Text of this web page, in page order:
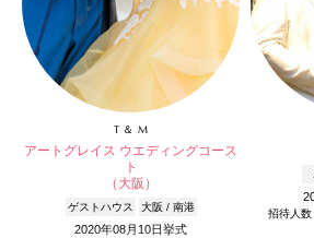
T ＆ M
アートグレイス ウエディングコース
ト
（大阪）
ゲストハウス 大阪 / 南港
2020年08月10日挙式
招待人